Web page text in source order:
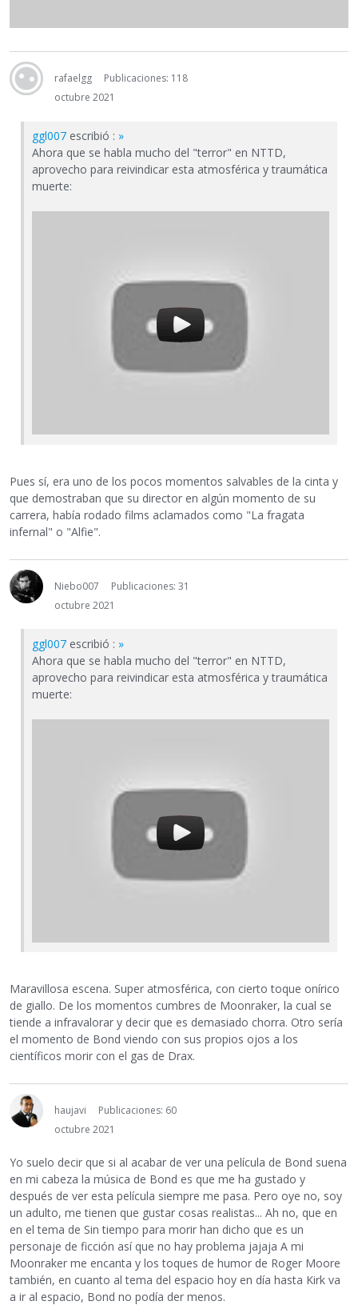
rafaelgg
Publicaciones: 118
octubre 2021
ggl007 escribió : »
Ahora que se habla mucho del "terror" en NTTD,
aprovecho para reivindicar esta atmosférica y traumática
muerte:
Pues sí, era uno de los pocos momentos salvables de la cinta y
que demostraban que su director en algún momento de su
carrera, había rodado films aclamados como "La fragata
infernal" o "Alfie".
Niebo007
Publicaciones: 31
octubre 2021
ggl007 escribió : »
Ahora que se habla mucho del "terror" en NTTD,
aprovecho para reivindicar esta atmosférica y traumática
muerte:
Maravillosa escena. Super atmosférica, con cierto toque onírico
de giallo. De los momentos cumbres de Moonraker, la cual se
tiende a infravalorar y decir que es demasiado chorra. Otro sería
el momento de Bond viendo con sus propios ojos a los
científicos morir con el gas de Drax.
haujavi
Publicaciones: 60
octubre 2021
Yo suelo decir que si al acabar de ver una película de Bond suena
en mi cabeza la música de Bond es que me ha gustado y
después de ver esta película siempre me pasa. Pero oye no, soy
un adulto, me tienen que gustar cosas realistas... Ah no, que en
en el tema de Sin tiempo para morir han dicho que es un
personaje de ficción así que no hay problema jajaja A mi
Moonraker me encanta y los toques de humor de Roger Moore
también, en cuanto al tema del espacio hoy en día hasta Kirk va
a ir al espacio, Bond no podía der menos.